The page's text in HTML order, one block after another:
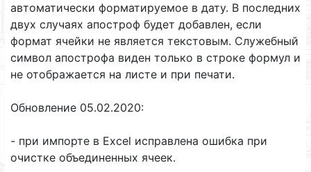
автоматически форматируемое в дату. В последних
двух случаях апостроф будет добавлен, если
формат ячейки не является текстовым. Служебный
символ апострофа виден только в строке формул и
не отображается на листе и при печати.
Обновление 05.02.2020:
- при импорте в Excel исправлена ошибка при
очистке объединенных ячеек.